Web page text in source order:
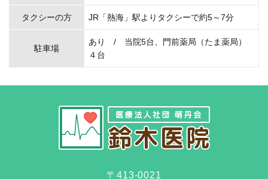
タクシーの方 JR「熱海」駅よりタクシーで約5～7分
駐車場
あり / 当院5台、門前薬局（たま薬局）
４台
〒413-0021